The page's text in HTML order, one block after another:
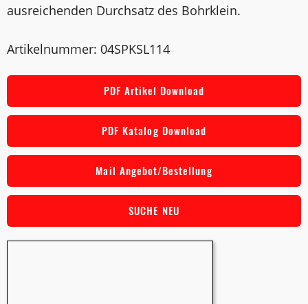
ausreichenden Durchsatz des Bohrklein.
Artikelnummer: 04SPKSL114
PDF Artikel Download
PDF Katalog Download
Mail Angebot/Bestellung
SUCHE NEU